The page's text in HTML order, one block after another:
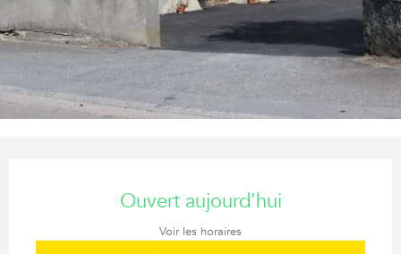
Ouvert aujourd'hui
Voir les horaires